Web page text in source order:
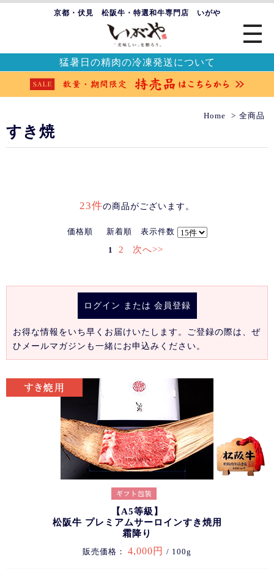
京都・伏見 松阪牛・特選和牛専門店 いがや
猛暑日の精肉の冷凍発送について
Home 全商品
すき焼
23件の商品がございます。
価格順 新着順 表示件数
1 2 次へ>>
ログイン または 会員登録
お得な情報をいち早くお届けいたします。ご登録の際は、ぜ
ひメールマガジンも一緒にお申込みください。
【A5等級】
松阪牛 プレミアムサーロインすき焼用
霜降り
販売価格： 4,000円 / 100g